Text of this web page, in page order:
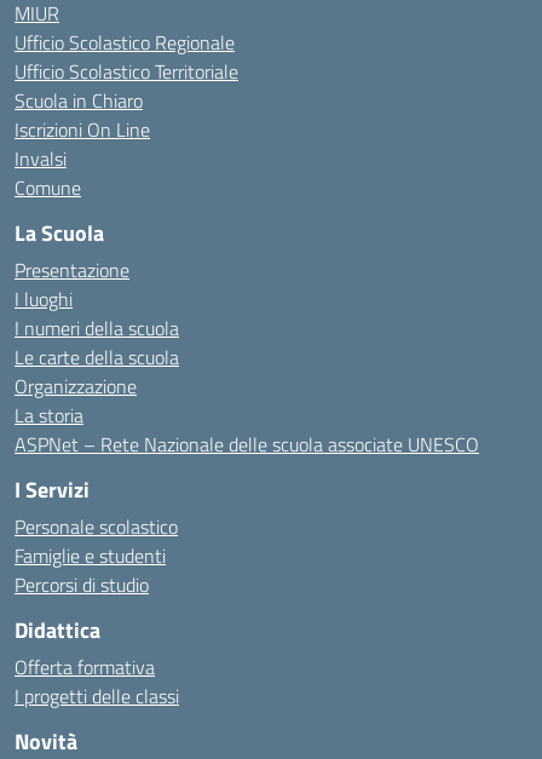
MIUR
Ufficio Scolastico Regionale
Ufficio Scolastico Territoriale
Scuola in Chiaro
Iscrizioni On Line
Invalsi
Comune
La Scuola
Presentazione
I luoghi
I numeri della scuola
Le carte della scuola
Organizzazione
La storia
ASPNet – Rete Nazionale delle scuola associate UNESCO
I Servizi
Personale scolastico
Famiglie e studenti
Percorsi di studio
Didattica
Offerta formativa
I progetti delle classi
Novità